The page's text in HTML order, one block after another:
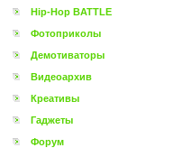
Hip-Hop BATTLE
Фотоприколы
Демотиваторы
Видеоархив
Креативы
Гаджеты
Форум